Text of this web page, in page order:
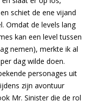
schiet de ene vijand
Omdat de levels lang
kan een level tussen
nemen), merkte ik al
dag wilde doen.
personages uit
zijn avontuur
Mr. Sinister die de rol